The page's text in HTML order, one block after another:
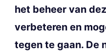
het beheer van
verbeteren en
tegen te gaan. De